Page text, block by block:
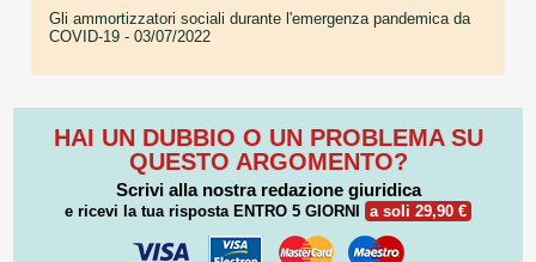
Gli ammortizzatori sociali durante l'emergenza pandemica da
COVID-19 - 03/07/2022
HAI UN DUBBIO O UN PROBLEMA SU
QUESTO ARGOMENTO?
Scrivi alla nostra redazione giuridica
e ricevi la tua risposta ENTRO 5 GIORNI a soli 29,90 €